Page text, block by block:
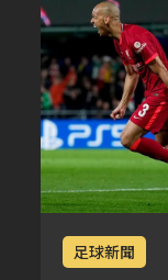
足球新聞